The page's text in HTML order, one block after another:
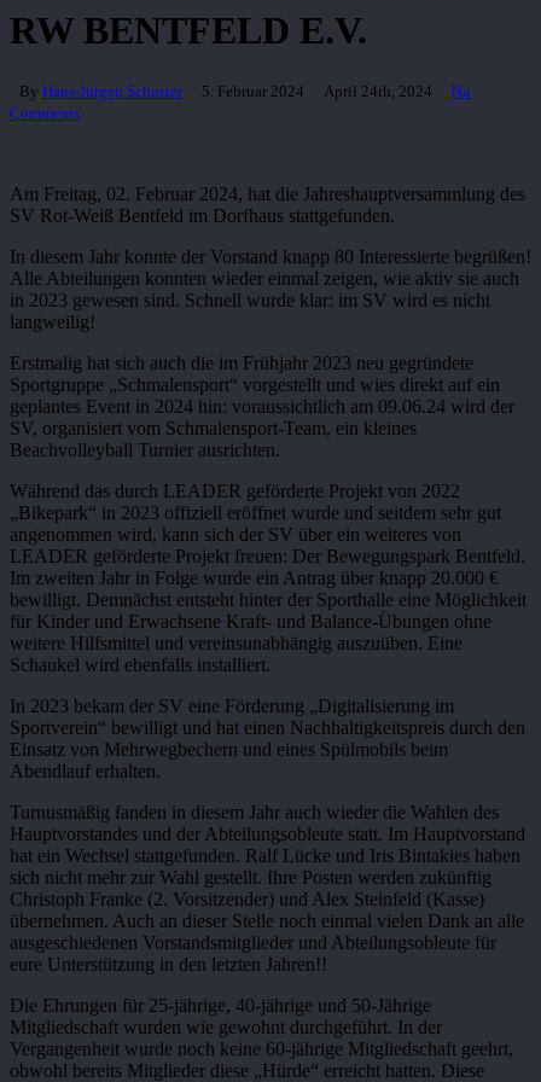
RW BENTFELD E.V.
By Hans-Jürgen Schuster 5. Februar 2024 April 24th, 2024
No
Comments
Am Freitag, 02. Februar 2024, hat die Jahreshauptversammlung des
SV Rot-Weiß Bentfeld im Dorfhaus stattgefunden.
In diesem Jahr konnte der Vorstand knapp 80 Interessierte begrüßen!
Alle Abteilungen konnten wieder einmal zeigen, wie aktiv sie auch
in 2023 gewesen sind. Schnell wurde klar: im SV wird es nicht
langweilig!
Erstmalig hat sich auch die im Frühjahr 2023 neu gegründete
Sportgruppe „Schmalensport“ vorgestellt und wies direkt auf ein
geplantes Event in 2024 hin: voraussichtlich am 09.06.24 wird der
SV, organisiert vom Schmalensport-Team, ein kleines
Beachvolleyball Turnier ausrichten.
Während das durch LEADER geförderte Projekt von 2022
„Bikepark“ in 2023 offiziell eröffnet wurde und seitdem sehr gut
angenommen wird, kann sich der SV über ein weiteres von
LEADER geförderte Projekt freuen: Der Bewegungspark Bentfeld.
Im zweiten Jahr in Folge wurde ein Antrag über knapp 20.000 €
bewilligt. Demnächst entsteht hinter der Sporthalle eine Möglichkeit
für Kinder und Erwachsene Kraft- und Balance-Übungen ohne
weitere Hilfsmittel und vereinsunabhängig auszuüben. Eine
Schaukel wird ebenfalls installiert.
In 2023 bekam der SV eine Förderung „Digitalisierung im
Sportverein“ bewilligt und hat einen Nachhaltigkeitspreis durch den
Einsatz von Mehrwegbechern und eines Spülmobils beim
Abendlauf erhalten.
Turnusmäßig fanden in diesem Jahr auch wieder die Wahlen des
Hauptvorstandes und der Abteilungsobleute statt. Im Hauptvorstand
hat ein Wechsel stattgefunden. Ralf Lücke und Iris Bintakies haben
sich nicht mehr zur Wahl gestellt. Ihre Posten werden zukünftig
Christoph Franke (2. Vorsitzender) und Alex Steinfeld (Kasse)
übernehmen. Auch an dieser Stelle noch einmal vielen Dank an alle
ausgeschiedenen Vorstandsmitglieder und Abteilungsobleute für
eure Unterstützung in den letzten Jahren!!
Die Ehrungen für 25-jährige, 40-jährige und 50-Jährige
Mitgliedschaft wurden wie gewohnt durchgeführt. In der
Vergangenheit wurde noch keine 60-jährige Mitgliedschaft geehrt,
obwohl bereits Mitglieder diese „Hürde“ erreicht hatten. Diese